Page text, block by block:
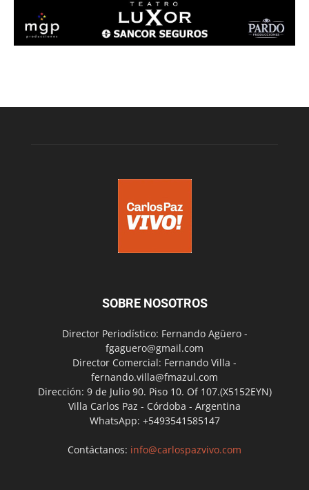
SOBRE NOSOTROS
Director Periodístico: Fernando Agüero -
fgaguero@gmail.com
Director Comercial: Fernando Villa -
fernando.villa@fmazul.com
Dirección: 9 de Julio 90. Piso 10. Of 107.(X5152EYN)
Villa Carlos Paz - Córdoba - Argentina
WhatsApp: +5493541585147
Contáctanos: info@carlospazvivo.com